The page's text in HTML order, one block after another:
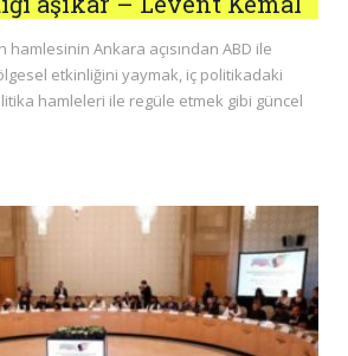
hamlesinin Ankara açısından ABD ile
etkinliğini yaymak, iç politikadaki
hamleleri ile regüle etmek gibi güncel